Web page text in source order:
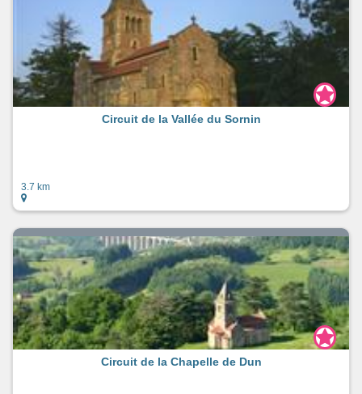
Circuit de la Vallée du Sornin
3.7 km
Circuit de la Chapelle de Dun